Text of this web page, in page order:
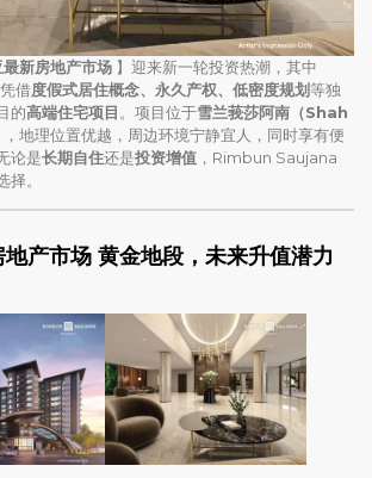
新房地产市场 】迎来新一轮投资热潮，其中
凭借度假式居住概念、永久产权、低密度规划等独
的高端住宅项目 。项目位于雪兰莪莎阿南（Shah
，地理位置优越，周边环境宁静宜人，同时享有便
论是长期自住还是投资增值 ，Rimbun Saujana
。
产市场 黄金地段，未来升值潜力